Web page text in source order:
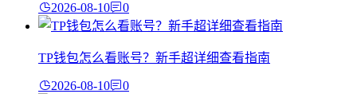
2026-08-10 0
TP钱包怎么看账号？新手超详细查看指南
2026-08-10 0